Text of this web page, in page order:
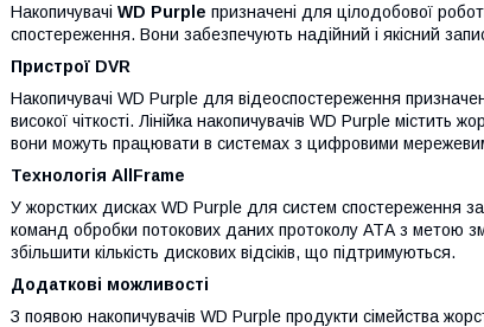
Накопичувачі WD Purple призначені для цілодобової
спостереження. Вони забезпечують надійний і якісний
Пристрої DVR
Накопичувачі WD Purple для відеоспостереження
високої чіткості. Лінійка накопичувачів WD Purple
вони можуть працювати в системах з цифровими
Технологія AllFrame
У жорстких дисках WD Purple для систем спостереження
команд обробки потокових даних протоколу АТА з метою
збільшити кількість дискових відсіків, що підтримуються.
Додаткові можливості
З появою накопичувачів WD Purple продукти сімейства